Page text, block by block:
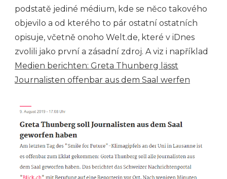
podstatě jediné médium, kde se něco takového
objevilo a od kterého to pár ostatní ostatních
opisuje, včetně onoho Welt.de, které v iDnes
zvolili jako první a zásadní zdroj. A viz i například
Medien berichten: Greta Thunberg lässt
Journalisten offenbar aus dem Saal werfen